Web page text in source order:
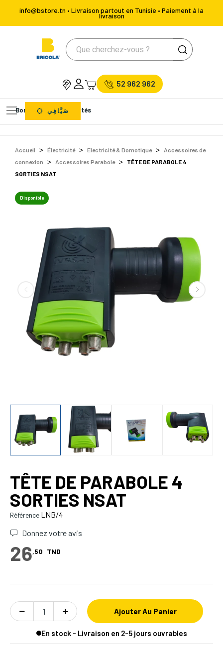
info@bstore.tn • Livraison partout en Tunisie • Paiement à la
livraison
52 962 962
Bons Plans Nouveautés
صَيَّافِي
Accueil Électricité Electricité & Domotique
Accessoires de
connexion
Accessoires Parabole
TÊTE DE PARABOLE 4
SORTIES NSAT
Disponible
TÊTE DE PARABOLE 4
SORTIES NSAT
Référence LNB/4
Donnez votre avis
26,50 TND
Ajouter Au Panier
En stock - Livraison en 2-5 jours ouvrables